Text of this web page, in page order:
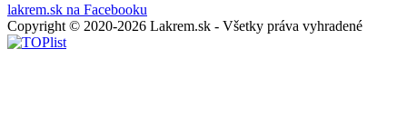
lakrem.sk na Facebooku
Copyright © 2020-2026 Lakrem.sk - Všetky práva vyhradené